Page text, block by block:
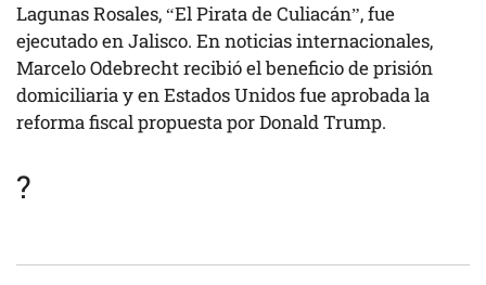
Lagunas Rosales, “El Pirata de Culiacán”, fue
ejecutado en Jalisco. En noticias internacionales,
Marcelo Odebrecht recibió el beneficio de prisión
domiciliaria y en Estados Unidos fue aprobada la
reforma fiscal propuesta por Donald Trump.
?